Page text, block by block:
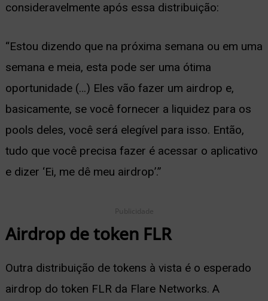
consideravelmente após essa distribuição:
“Estou dizendo que na próxima semana ou em uma
semana e meia, esta pode ser uma ótima
oportunidade (…) Eles vão fazer um airdrop e,
basicamente, se você fornecer a liquidez para os
pools deles, você será elegível para isso. Então,
tudo que você precisa fazer é acessar o aplicativo
e dizer ‘Ei, me dê meu airdrop’.”
Publicidade
Airdrop de token FLR
Outra distribuição de tokens à vista é o esperado
airdrop do token FLR da Flare Networks. A